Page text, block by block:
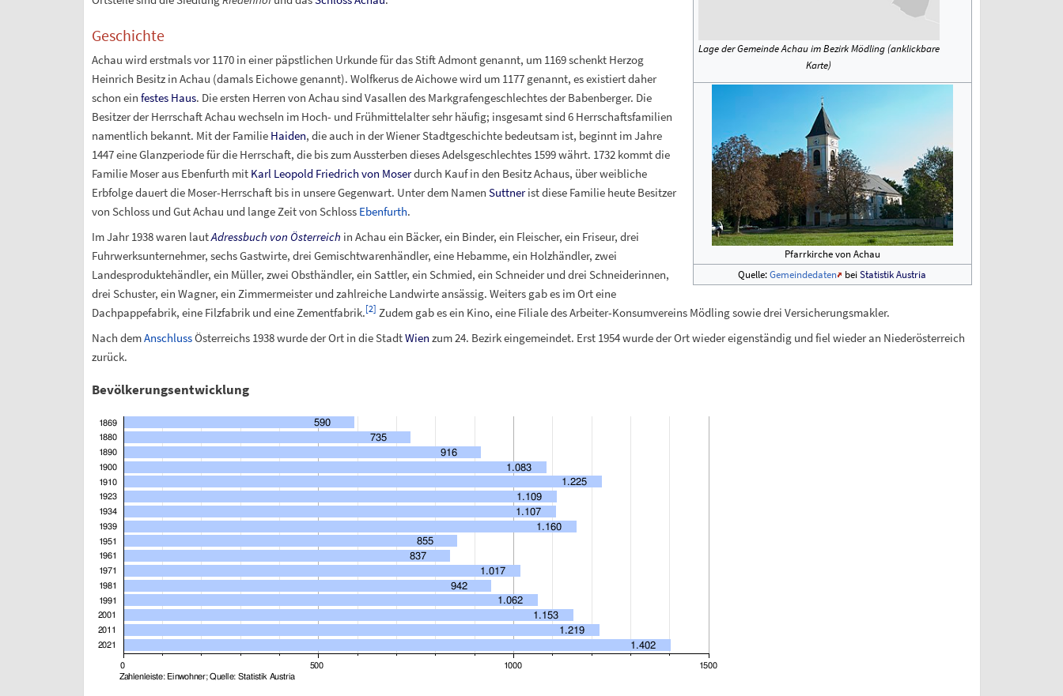
Lage der Gemeinde Achau im Bezirk Mödling (anklickbare
Karte)
Pfarrkirche von Achau
Quelle:Gemeindedaten beiStatistik Austria
Geschichte
Achau wird erstmals vor 1170 in einer päpstlichen Urkunde für das Stift Admont genannt, um 1169 schenkt Herzog
Heinrich Besitz in Achau (damals Eichowe genannt). Wolfkerus de Aichowe wird um 1177 genannt, es existiert daher
schon ein festes Haus. Die ersten Herren von Achau sind Vasallen des Markgrafengeschlechtes der Babenberger. Die
Besitzer der Herrschaft Achau wechseln im Hoch- und Frühmittelalter sehr häufig; insgesamt sind 6 Herrschaftsfamilien
namentlich bekannt. Mit der Familie Haiden, die auch in der Wiener Stadtgeschichte bedeutsam ist, beginnt im Jahre
1447 eine Glanzperiode für die Herrschaft, die bis zum Aussterben dieses Adelsgeschlechtes 1599 währt. 1732 kommt die
Familie Moser aus Ebenfurth mit Karl Leopold Friedrich von Moserdurch Kauf in den Besitz Achaus, über weibliche
Erbfolge dauert die Moser-Herrschaft bis in unsere Gegenwart. Unter dem Namen Suttnerist diese Familie heute Besitzer
von Schloss und Gut Achau und lange Zeit von Schloss Ebenfurth.
Im Jahr 1938 waren lautAdressbuch von Österreich in Achau ein Bäcker, ein Binder, ein Fleischer, ein Friseur, drei
Fuhrwerksunternehmer, sechs Gastwirte, drei Gemischtwarenhändler, eine Hebamme, ein Holzhändler, zwei
Landesproduktehändler, ein Müller, zwei Obsthändler, ein Sattler, ein Schmied, ein Schneider und drei Schneiderinnen,
drei Schuster, ein Wagner, ein Zimmermeister und zahlreiche Landwirte ansässig. Weiters gab es im Ort eine
Dachpappefabrik, eine Filzfabrik und eine Zementfabrik.[2] Zudem gab es ein Kino, eine Filiale des Arbeiter-Konsumvereins Mödling sowie drei Versicherungsmakler.
Nach demAnschlussÖsterreichs 1938 wurde der Ort in die StadtWien zum 24. Bezirk eingemeindet. Erst 1954 wurde der Ort wieder eigenständig und fiel wieder an Niederösterreich
zurück.
Bevölkerungsentwicklung